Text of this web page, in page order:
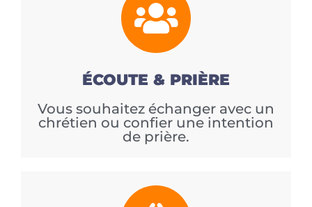
ÉCOUTE & PRIÈRE
Vous souhaitez échanger avec un
chrétien ou confier une intention
de prière.